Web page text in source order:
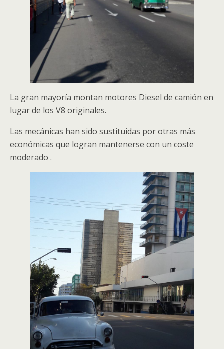
La gran mayoría montan motores Diesel de camión en
lugar de los V8 originales.
Las mecánicas han sido sustituidas por otras más
económicas que logran mantenerse con un coste
moderado .